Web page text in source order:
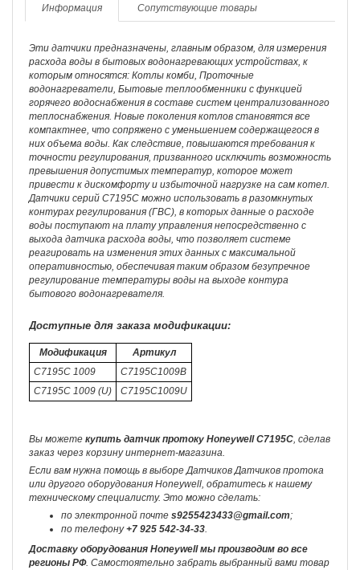
Информация Сопутствующие товары
Эти датчики предназначены, главным образом, для измерения
расхода воды в бытовых водонагревающих устройствах, к
которым относятся: Котлы комби, Проточные
водонагреватели, Бытовые теплообменники с функцией
горячего водоснабжения в составе систем централизованного
теплоснабжения. Новые поколения котлов становятся все
компактнее, что сопряжено с уменьшением содержащегося в
них объема воды. Как следствие, повышаются требования к
точности регулирования, призванного исключить возможность
превышения допустимых температур, которое может
привести к дискомфорту и избыточной нагрузке на сам котел.
Датчики серий С7195C можно использовать в разомкнутых
контурах регулирования (ГВС), в которых данные о расходе
воды поступают на плату управления непосредственно с
выхода датчика расхода воды, что позволяет системе
реагировать на изменения этих данных с максимальной
оперативностью, обеспечивая таким образом безупречное
регулирование температуры воды на выходе контура
бытового водонагревателя.
Доступные для заказа модификации:
Модификация
Артикул
C7195C 1009
C7195C1009B
C7195C 1009 (U)
C7195C1009U
Вы можете купить датчик протоку Honeywell C7195C , сделав
заказ через корзину интернет-магазина.
Если вам нужна помощь в выборе Датчиков Датчиков протока
или другого оборудования Honeywell, обратитесь к нашему
техническому специалисту. Это можно сделать:
по электронной почте s9255423433@gmail.com;
по телефону+7 925 542-34-33
Доставку оборудования Honeywell мы производим во все
регионы РФ. Самостоятельно забрать выбранный вами товар